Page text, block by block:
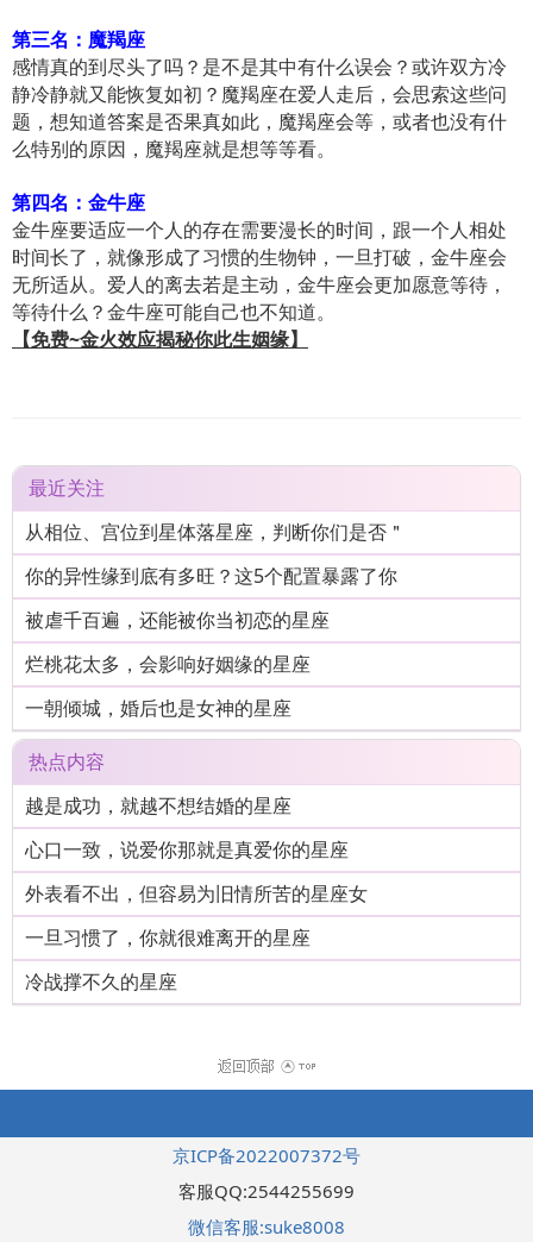
第三名：魔羯座
感情真的到尽头了吗？是不是其中有什么误会？或许双方冷
静冷静就又能恢复如初？魔羯座在爱人走后，会思索这些问
题，想知道答案是否果真如此，魔羯座会等，或者也没有什
么特别的原因，魔羯座就是想等等看。
第四名：金牛座
金牛座要适应一个人的存在需要漫长的时间，跟一个人相处
时间长了，就像形成了习惯的生物钟，一旦打破，金牛座会
无所适从。爱人的离去若是主动，金牛座会更加愿意等待，
等待什么？金牛座可能自己也不知道。
【免费~金火效应揭秘你此生姻缘】
最近关注
从相位、宫位到星体落星座，判断你们是否＂
你的异性缘到底有多旺？这5个配置暴露了你
被虐千百遍，还能被你当初恋的星座
烂桃花太多，会影响好姻缘的星座
一朝倾城，婚后也是女神的星座
热点内容
越是成功，就越不想结婚的星座
心口一致，说爱你那就是真爱你的星座
外表看不出，但容易为旧情所苦的星座女
一旦习惯了，你就很难离开的星座
冷战撑不久的星座
京ICP备2022007372号
客服QQ:2544255699
微信客服:suke8008